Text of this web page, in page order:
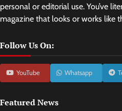
personal or editorial use. You’ve
magazine that looks or works like
Follow Us On:
YouTube Whatsapp
Featured News